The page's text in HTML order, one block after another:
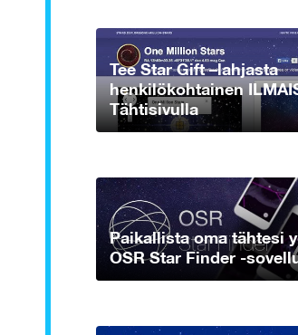
Tee Star Gift –lahjasta
henkilökohtainen
Tähtisivulla
Paikallista oma tähtesi
OSR Star Finder -